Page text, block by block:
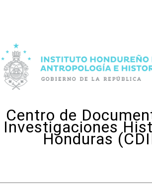
Centro de
Investigaciones
Honduras